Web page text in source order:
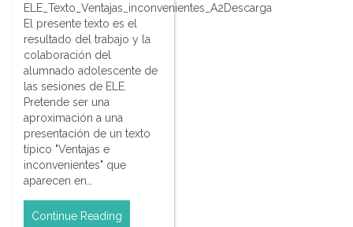
ELE_Texto_Ventajas_inconvenientes_A2Descarga
El presente texto es el
resultado del trabajo y la
colaboración del
alumnado adolescente de
las sesiones de ELE.
Pretende ser una
aproximación a una
presentación de un texto
típico "Ventajas e
inconvenientes" que
aparecen en…
Continue Reading